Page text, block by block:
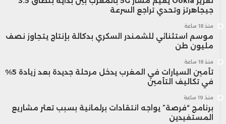
جيجاهرتز وتحدي تراجع السرعة
منذ 18 ساعة
موسم استثنائي للشمندر السكري بدكالة بإنتاج يتجاوز نصف
مليون طن
منذ 18 ساعة
تأمين السيارات في المغرب يدخل مرحلة جديدة بعد زيادة 5%
في تكاليف التأمين
منذ 19 ساعة
برنامج “فرصة” يواجه انتقادات برلمانية بسبب تعثر مشاريع
المستفيدين